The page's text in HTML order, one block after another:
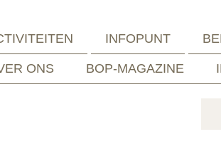
INFOPUNT
ONS BOP-MAGAZINE